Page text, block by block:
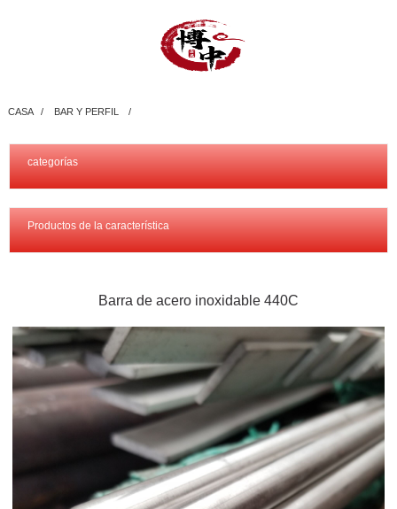
CASA BAR Y PERFIL
categorías
Productos de la característica
Barra de acero inoxidable 440C